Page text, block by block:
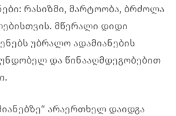
რასიზმი, მარტოობა, ბრძოლა
მწერალი დიდი
უბრალო ადამიანების
და წინააღმდეგობებით
არაერთხელ დაიდგა